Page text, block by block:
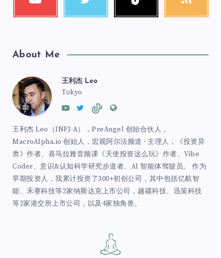
About Me
王利杰 Leo
Tokyo
王利杰 Leo（INFJ-A），PreAngel 创始合伙人，
MacroAlpha.io 创始人，宏观阿尔法频道 · 主理人，《投资异
类》作者、喜马拉雅音频课《天使投资这么玩》作者、Vibe
Coder、意识&认知科学研究步道者、AI 智能体驾驶员。 作为
早期投资人，我累计投资了300+初创公司，其中包括亿航智
能、禾赛科技等2家纳斯达克上市公司，越疆科技、迅策科技
等2家港交所上市公司，以及4家独角兽。